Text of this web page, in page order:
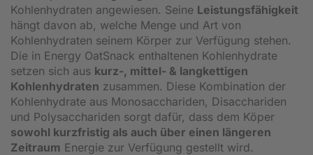
Kohlenhydraten angewiesen. Seine Leistungsfähigkeit
hängt davon ab, welche Menge und Art von
Kohlenhydraten seinem Körper zur Verfügung stehen.
Die in Energy OatSnack enthaltenen Kohlenhydrate
setzen sich aus kurz-, mittel- & langkettigen
Kohlenhydraten zusammen. Diese Kombination der
Kohlenhydrate aus Monosacchariden, Disacchariden
und Polysacchariden sorgt dafür, dass dem Köper
sowohl kurzfristig als auch über einen längeren
Zeitraum Energie zur Verfügung gestellt wird.